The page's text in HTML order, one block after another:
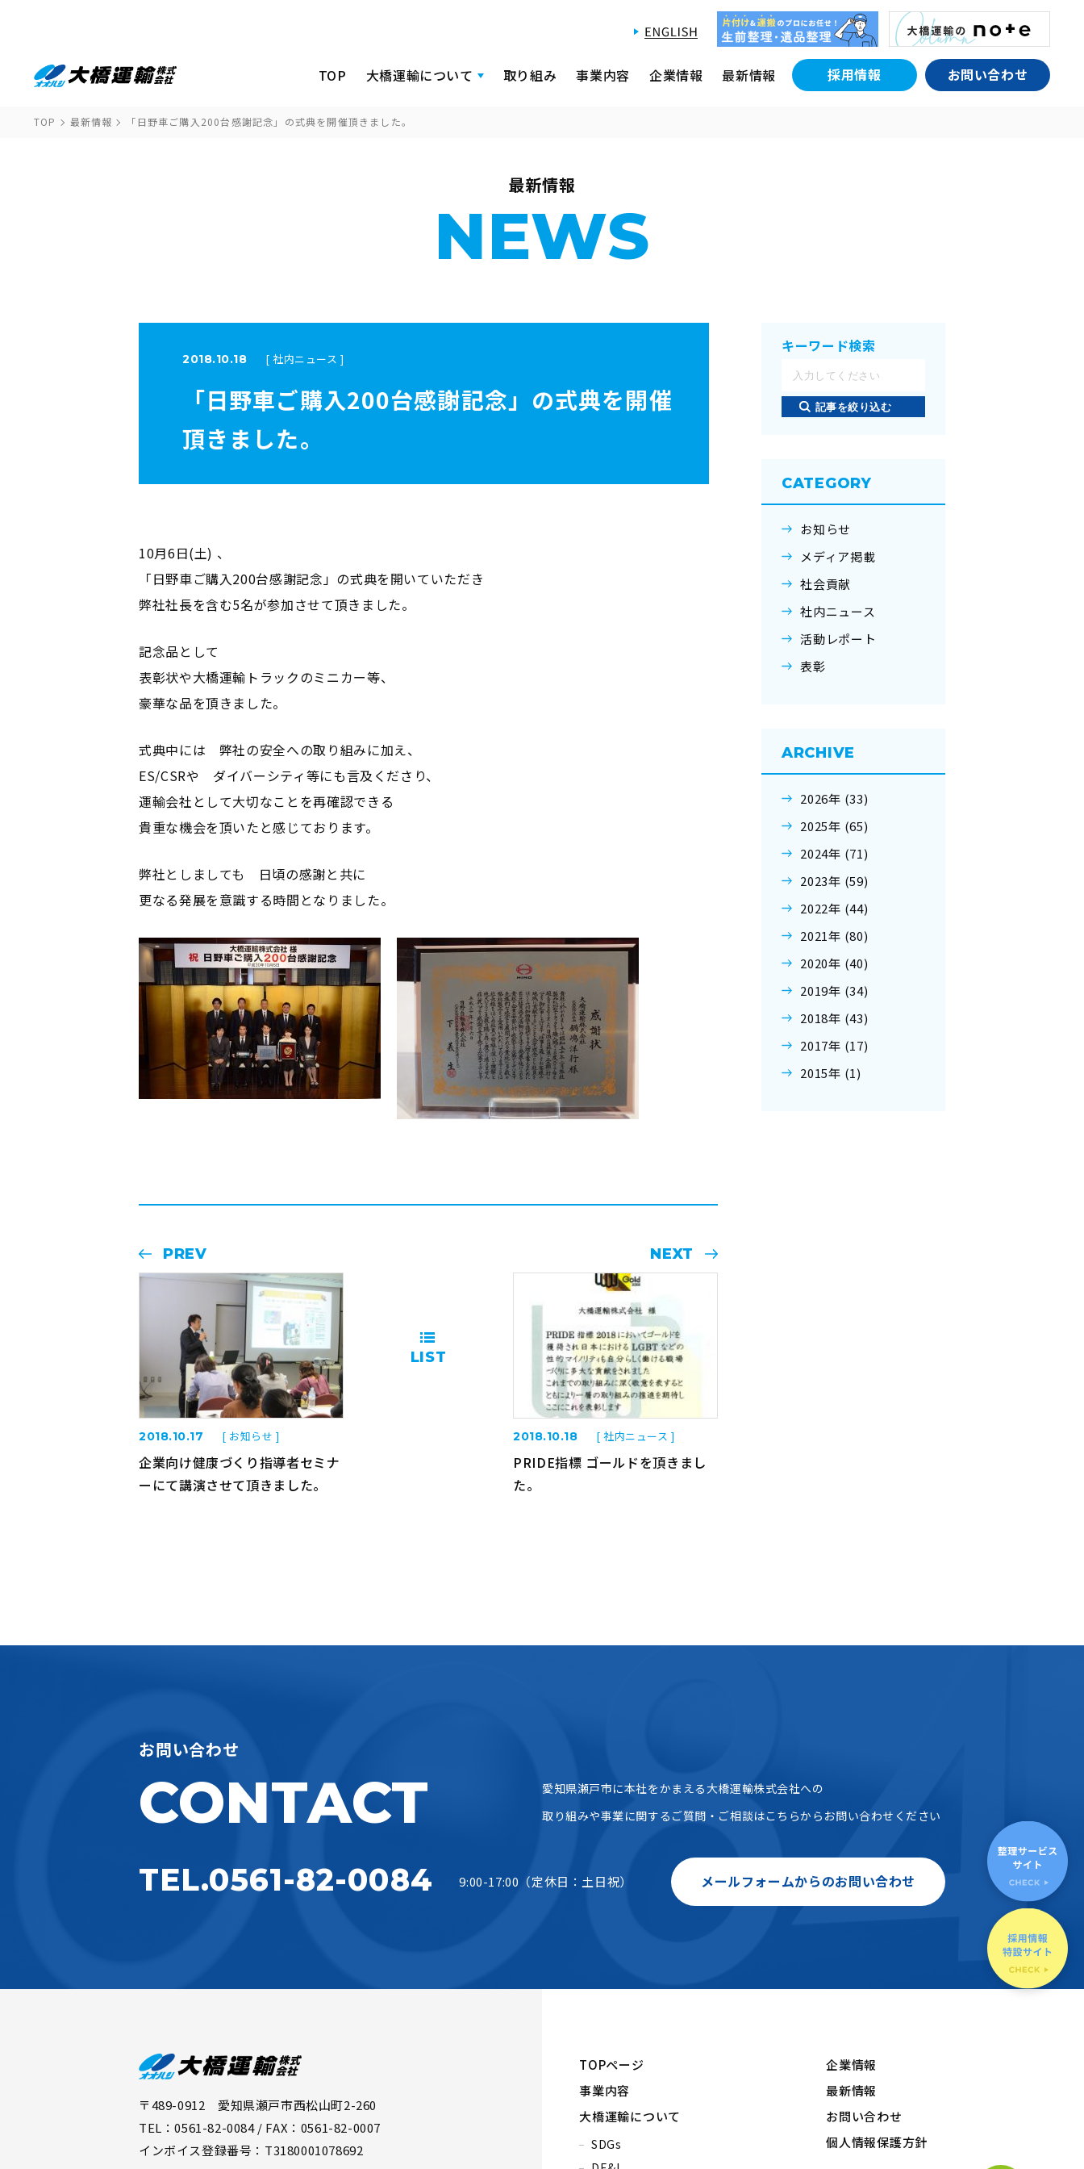
TOP 大橋運輸について 取り組み 事業内容 企業情報 最新情報 採用情報 お問い合わせ
TOP 最新情報 「日野車ご購入200台感謝記念」の式典を開催頂きました。
最新情報
NEWS
2018.10.18 [ 社内ニュース ]
「日野車ご購入200台感謝記念」の式典を開催
頂きました。
10月6日(土) 、
「日野車ご購入200台感謝記念」の式典を開いていただき
弊社社長を含む5名が参加させて頂きました。
記念品として
表彰状や大橋運輸トラックのミニカー等、
豪華な品を頂きました。
式典中には 弊社の安全への取り組みに加え、
ES/CSRや ダイバーシティ等にも言及くださり、
運輸会社として大切なことを再確認できる
貴重な機会を頂いたと感じております。
弊社としましても 日頃の感謝と共に
更なる発展を意識する時間となりました。
PREV
2018.10.17 [ お知らせ ]
企業向け健康づくり指導者セミナ
ーにて講演させて頂きました。
LIST
NEXT
2018.10.18 [ 社内ニュース ]
PRIDE指標 ゴールドを頂きまし
た。
キーワード検索
記事を絞り込む
CATEGORY
お知らせ
メディア掲載
社会貢献
社内ニュース
活動レポート
表彰
ARCHIVE
2026年 (33)
2025年 (65)
2024年 (71)
2023年 (59)
2022年 (44)
2021年 (80)
2020年 (40)
2019年 (34)
2018年 (43)
2017年 (17)
2015年 (1)
お問い合わせ
CONTACT
愛知県瀬戸市に本社をかまえる大橋運輸株式会社への
取り組みや事業に関するご質問・ご相談はこちらからお問い合わせください
TEL.0561-82-0084 9:00-17:00（定休日：土日祝） メールフォームからのお問い合わせ
TOPページ
事業内容
大橋運輸について
SDGs
企業情報
最新情報
お問い合わせ
個人情報保護方針
〒489-0912 愛知県瀬戸市西松山町2-260
TEL：0561-82-0084 / FAX：0561-82-0007
インボイス登録番号：T3180001078692